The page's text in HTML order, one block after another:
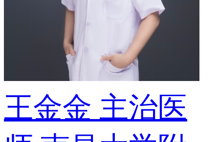
王金金 主治医